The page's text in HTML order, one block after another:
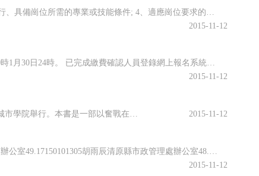
2015-11-12
下載并打印《浙江省選調生村官報名登記表》及準考證 時間：2015年1月28日9時1月30日24時。 已完成繳費確認人員登錄網上報名系統，根據系統提示下載打印《浙江省選調生村官報名登記表》及準考證。2015浙江選調生村官考試準考證打印入口：http://wsbm.zjks.com/wsbm/xdscg...
2015-11-12
2015-11-12
2015-11-12